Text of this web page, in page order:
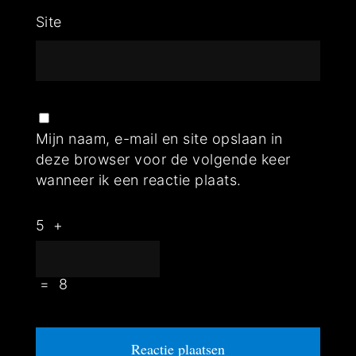
Site
Mijn naam, e-mail en site opslaan in
deze browser voor de volgende keer
wanneer ik een reactie plaats.
5 +
= 8